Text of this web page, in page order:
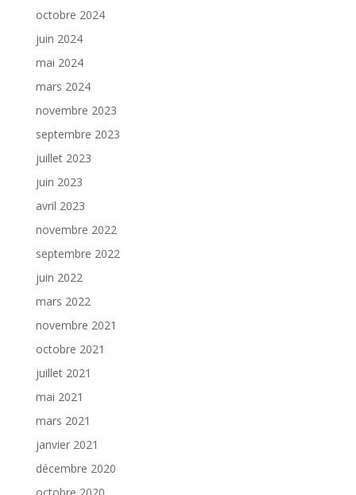
octobre 2024
juin 2024
mai 2024
mars 2024
novembre 2023
septembre 2023
juillet 2023
juin 2023
avril 2023
novembre 2022
septembre 2022
juin 2022
mars 2022
novembre 2021
octobre 2021
juillet 2021
mai 2021
mars 2021
janvier 2021
décembre 2020